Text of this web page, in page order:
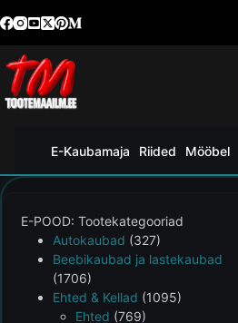
E-Kaubamaja Riided Mööbel
E-POOD: Tootekategooriad
Autokaubad (327)
Beebikaubad ja lastekaubad
(1706)
Ehted & Kellad (1095)
Ehted (769)